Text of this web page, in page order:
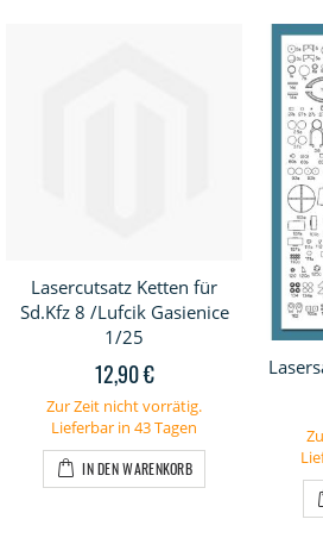
Lasercutsatz Ketten für
Sd.Kfz 8 /Lufcik Gasienice
1/25
12,90 €
Zur Zeit nicht vorrätig.
Lieferbar in 43 Tagen
IN DEN WARENKORB